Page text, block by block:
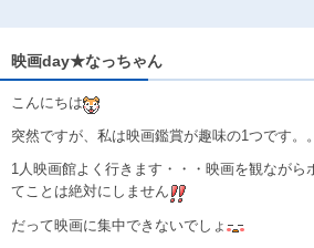
映画day★なっちゃん
こんにちは
突然ですが、私は映画鑑賞が趣味の1つです。
1人映画館よく行きます・・・映画を観ながら
てことは絶対にしません
だって映画に集中できないでしょ